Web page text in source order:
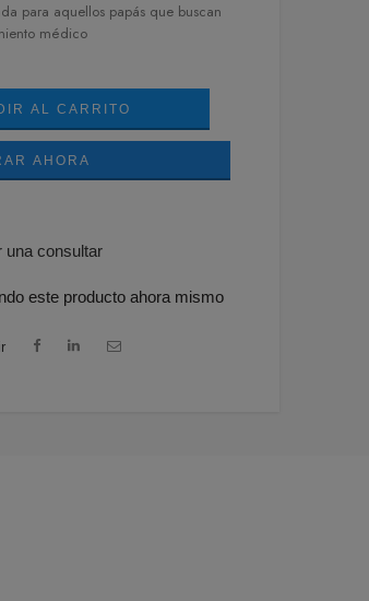
para aquellos papás que buscan
médico
AL CARRITO
AHORA
una consultar
este producto ahora mismo